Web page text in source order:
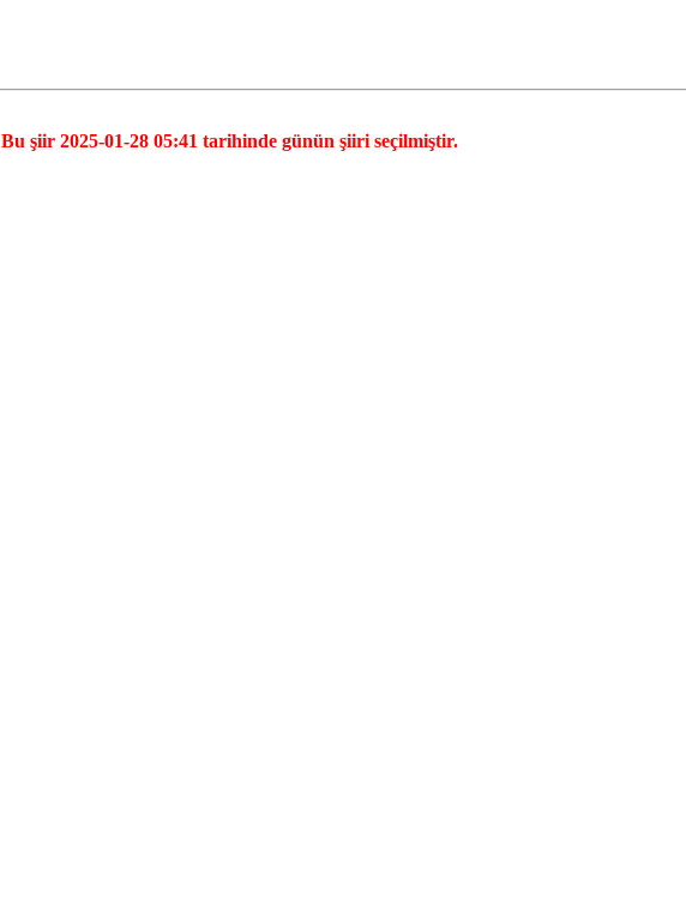
Bu şiir 2025-01-28 05:41 tarihinde günün şiiri seçilmiştir.